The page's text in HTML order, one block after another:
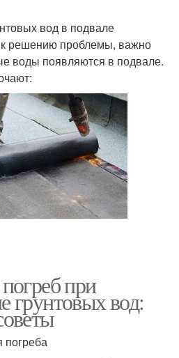
вод в подвале
решению проблемы, важно
воды появляются в подвале.
при
грунтовых вод:
погреба